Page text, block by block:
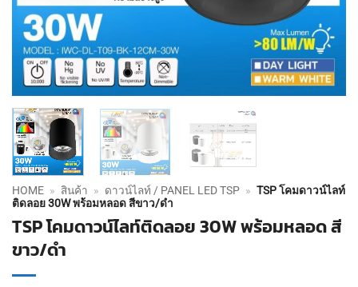
HOME » สินค้า » ดาวน์ไลท์ / PANEL LED TSP » TSP โคมดาวน์ไลท์
ติดลอย 30W พร้อมหลอด สีขาว/ดำ
TSP โคมดาวน์ไลท์ติดลอย 30W พร้อมหลอด สี
ขาว/ดำ